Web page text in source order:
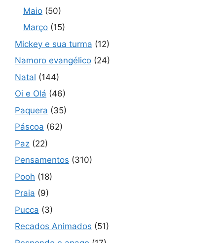
Maio (50)
Março (15)
Mickey e sua turma (12)
Namoro evangélico (24)
Natal (144)
Oi e Olá (46)
Paquera (35)
Páscoa (62)
Paz (22)
Pensamentos (310)
Pooh (18)
Praia (9)
Pucca (3)
Recados Animados (51)